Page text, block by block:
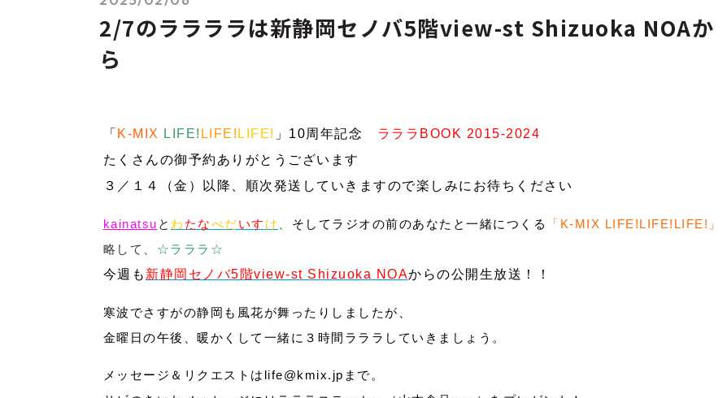
2/7のララララは新静岡セノバ5階view-st Shizuoka NOAか
ら
「 K-MIX LIFE! LIFE! LIFE! 」10周年記念 ラララBOOK 2015-2024
たくさんの御予約ありがとうございます
３／１４（金）以降、順次発送していきますので楽しみにお待ちください
kainatsu と わ た なべだいす け そしてラジオの前のあなたと一緒につくる
「K-MIX LIFE!LIFE!LIFE!」
略して、 ☆ラララ☆
今週も 新静岡セノバ5階view-st Shizuoka NOAからの公開生放送！！
寒波でさすがの静岡も風花が舞ったりしましたが、
金曜日の午後、暖かくして一緒に３時間ラララしていきましょう。
メッセージ＆リクエストはlife@kmix.jpまで。